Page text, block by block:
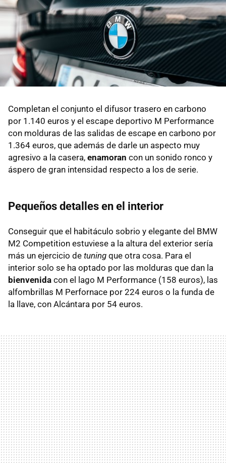
Completan el conjunto el difusor trasero en carbono
por 1.140 euros y el escape deportivo M Performance
con molduras de las salidas de escape en carbono por
1.364 euros, que además de darle un aspecto muy
agresivo a la casera, enamoran con un sonido ronco y
áspero de gran intensidad respecto a los de serie.
Pequeños detalles en el interior
Conseguir que el habitáculo sobrio y elegante del BMW
M2 Competition estuviese a la altura del exterior sería
más un ejercicio de tuning que otra cosa. Para el
interior solo se ha optado por las molduras que dan la
bienvenida con el lago M Performance (158 euros), las
alfombrillas M Perfornace por 224 euros o la funda de
la llave, con Alcántara por 54 euros.